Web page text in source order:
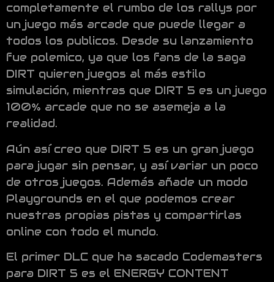
completamente el rumbo de los rallys por
un juego más arcade que puede llegar a
todos los publicos. Desde su lanzamiento
fue polemico, ya que los fans de la saga
DIRT quieren juegos al más estilo
simulación, mientras que DIRT 5 es un juego
100% arcade que no se asemeja a la
realidad.
Aún así creo que DIRT 5 es un gran juego
para jugar sin pensar, y así variar un poco
de otros juegos. Además añade un modo
Playgrounds en el que podemos crear
nuestras propias pistas y compartirlas
online con todo el mundo.
El primer DLC que ha sacado Codemasters
para DIRT 5 es el ENERGY CONTENT